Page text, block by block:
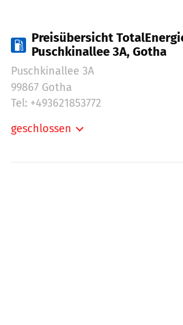
Preisübersicht
Puschkinallee 3A, Gotha
Puschkinallee 3A
99867 Gotha
Tel: +493621853772
geschlossen